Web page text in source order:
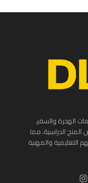
الهجرة والسفر،
الدراسية، مما
والمهنية